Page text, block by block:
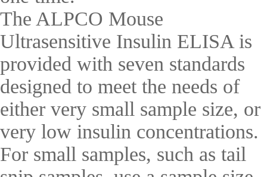
The ALPCO Mouse
Ultrasensitive Insulin ELISA is
provided with seven standards
designed to meet the needs of
either very small sample size, or
very low insulin concentrations.
For small samples, such as tail